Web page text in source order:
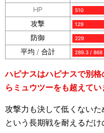
HP
510
攻撃 129
防御 229
平均 / 合計 289.3 / 868
ハピナスはハピナスで別
らミュウツーをも超えてい
攻撃力も決して低くない
という長期戦を耐えるだけ